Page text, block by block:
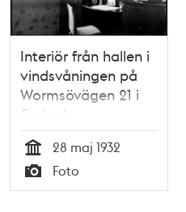
Interiör från hallen i
vindsvåningen på
Wormsövägen 21 i
Enskede
småstugeområde
Tid
28 maj 1932
Typ
Foto